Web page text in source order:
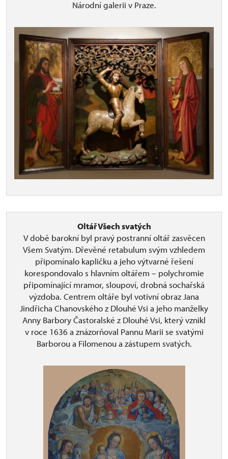
Národní galerii v Praze.
Oltář Všech svatých
V době barokní byl pravý postranní oltář zasvěcen
Všem Svatým. Dřevěné retabulum svým vzhledem
připomínalo kapličku a jeho výtvarné řešení
korespondovalo s hlavním oltářem – polychromie
připomínající mramor, sloupoví, drobná sochařská
výzdoba. Centrem oltáře byl votivní obraz Jana
Jindřicha Chanovského z Dlouhé Vsi a jeho manželky
Anny Barbory Častoralské z Dlouhé Vsi, který vznikl
v roce 1636 a znázorňoval Pannu Marii se svatými
Barborou a Filomenou a zástupem svatých.